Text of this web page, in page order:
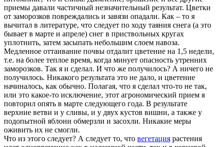
приемы давали частичный незначительный результат. Цветки
от заморозков повреждались и завязи опадали. Как – то я
вычитал в литературе, что следует по ходу таяния снега (а это
бывает в марте и апреле) снег в приствольных кругах
уплотнить, затем засыпать небольшим слоем навоза.
Медленное оттаивание почвы отдалит цветение на 1,5 недели,
т.е. на более теплое время, когда минует опасность утренних
заморозков. Так я и сделал. И что же получилось? А ничего не
получилось. Никакого результата это не дало, и цветение
начиналось, как обычно. Полагая, что я сделал что-то не так,
или это какое-то исключение, этот агрономический прием я
повторил опять в марте следующего года. В результате
верхние ветви и у сливы, и у двух кустов вишни, а также у
подопытной яблони обмерзли и засохли. Никакие меры
оживить их не смогли.
Что из этого следует? А следует то, что вегетация растения